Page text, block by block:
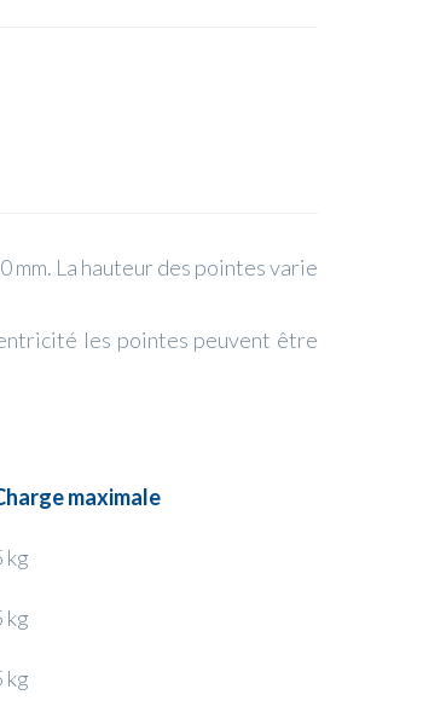
mm. La hauteur des pointes varie
les pointes peuvent être
maximale
kg
kg
kg